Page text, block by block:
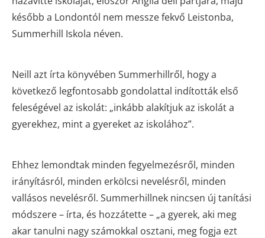
később a Londontól nem messze fekvő Leistonba,
Summerhill Iskola néven.
Neill azt írta könyvében Summerhillről, hogy a
következő legfontosabb gondolattal indították első
feleségével az iskolát: „inkább alakítjuk az iskolát a
gyerekhez, mint a gyereket az iskolához”.
Ehhez lemondtak minden fegyelmezésről, minden
irányításról, minden erkölcsi nevelésről, minden
vallásos nevelésről. Summerhillnek nincsen új tanítási
módszere – írta, és hozzátette – „a gyerek, aki meg
akar tanulni nagy számokkal osztani, meg fogja ezt